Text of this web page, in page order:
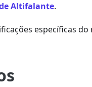
Altifalante.
específicas